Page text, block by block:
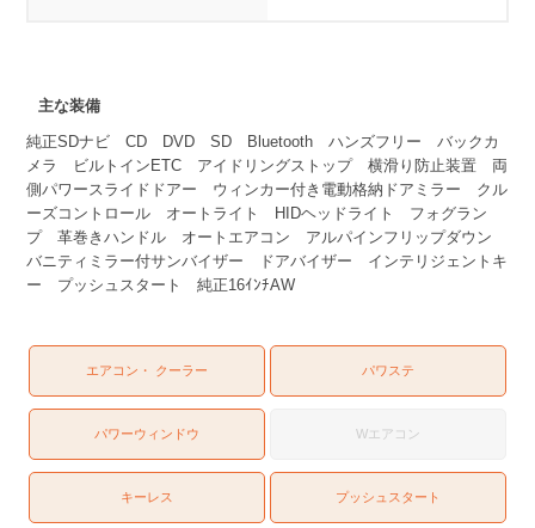
主な装備
純正SDナビ CD DVD SD Bluetooth ハンズフリー バックカ
メラ ビルトインETC アイドリングストップ 横滑り防止装置 両
側パワースライドドアー ウィンカー付き電動格納ドアミラー クル
ーズコントロール オートライト HIDヘッドライト フォグラン
プ 革巻きハンドル オートエアコン アルパインフリップダウン
バニティミラー付サンバイザー ドアバイザー インテリジェントキ
ー プッシュスタート 純正16ｲﾝﾁAW
エアコン・ クーラー パワステ
パワーウィンドウ Wエアコン
キーレス プッシュスタート